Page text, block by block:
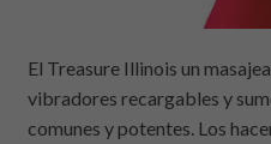
El Treasure Illinois un
vibradores recargables y
comunes y potentes. Los